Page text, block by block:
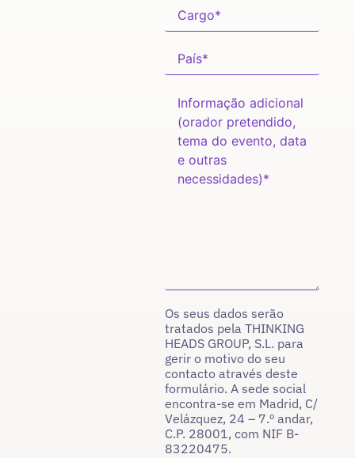
Os seus dados serão
tratados pela THINKING
HEADS GROUP, S.L. para
gerir o motivo do seu
contacto através deste
formulário. A sede social
encontra-se em Madrid, C/
Velázquez, 24 – 7.º andar,
C.P. 28001, com NIF B-
83220475.